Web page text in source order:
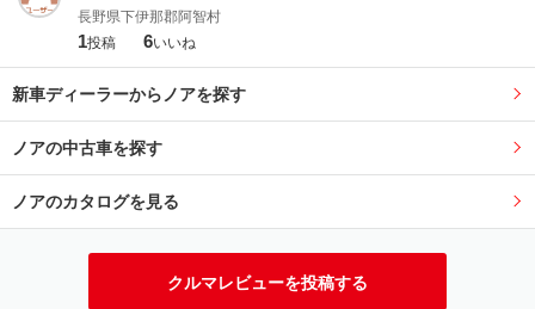
長野県下伊那郡阿智村
1投稿 6いいね
新車ディーラーからノアを探す
ノアの中古車を探す
ノアのカタログを見る
クルマレビューを投稿する